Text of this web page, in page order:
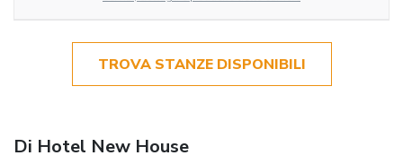
TROVA STANZE DISPONIBILI
Di Hotel New House